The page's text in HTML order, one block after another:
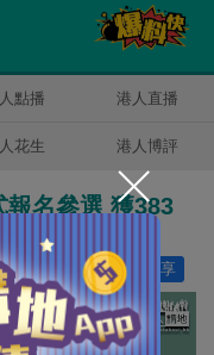
點播 港人直播
花生 港人博評
報名參選 獲383
分享
讚好 3